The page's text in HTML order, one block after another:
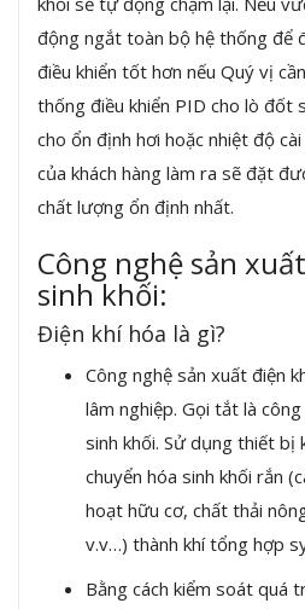
động ngắt toàn bộ hệ thống để
điều khiển tốt hơn nếu Quý vị
thống điều khiển PID cho lò đốt
cho ổn định hơi hoặc nhiệt độ
của khách hàng làm ra sẽ đặt
chất lượng ổn định nhất.
Công nghệ sản
sinh khối:
Điện khí hóa là gì?
Công nghệ sản xuất điện
lâm nghiệp. Gọi tắt là
sinh khối. Sử dụng thiết bị
chuyển hóa sinh khối rắn
hoạt hữu cơ, chất thải
v.v…) thành khí tổng hợp
Bằng cách kiểm soát quá